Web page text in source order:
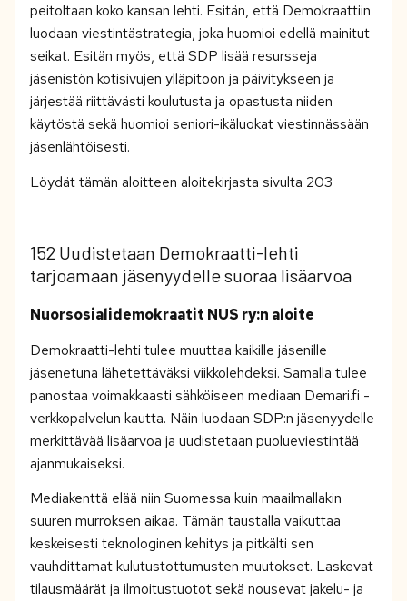
peitoltaan koko kansan lehti. Esitän, että Demokraattiin
luodaan viestintästrategia, joka huomioi edellä mainitut
seikat. Esitän myös, että SDP lisää resursseja
jäsenistön kotisivujen ylläpitoon ja päivitykseen ja
järjestää riittävästi koulutusta ja opastusta niiden
käytöstä sekä huomioi seniori-ikäluokat viestinnässään
jäsenlähtöisesti.
Löydät tämän aloitteen aloitekirjasta sivulta 203
152 Uudistetaan Demokraatti-lehti
tarjoamaan jäsenyydelle suoraa lisäarvoa
Nuorsosialidemokraatit NUS ry:n aloite
Demokraatti-lehti tulee muuttaa kaikille jäsenille
jäsenetuna lähetettäväksi viikkolehdeksi. Samalla tulee
panostaa voimakkaasti sähköiseen mediaan Demari.fi -
verkkopalvelun kautta. Näin luodaan SDP:n jäsenyydelle
merkittävää lisäarvoa ja uudistetaan puolueviestintää
ajanmukaiseksi.
Mediakenttä elää niin Suomessa kuin maailmallakin
suuren murroksen aikaa. Tämän taustalla vaikuttaa
keskeisesti teknologinen kehitys ja pitkälti sen
vauhdittamat kulutustottumusten muutokset. Laskevat
tilausmäärät ja ilmoitustuotot sekä nousevat jakelu- ja